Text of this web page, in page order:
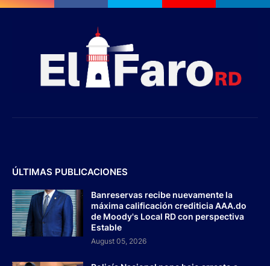
ÚLTIMAS PUBLICACIONES
Banreservas recibe nuevamente la
máxima calificación crediticia AAA.do
de Moody's Local RD con perspectiva
Estable
August 05, 2026